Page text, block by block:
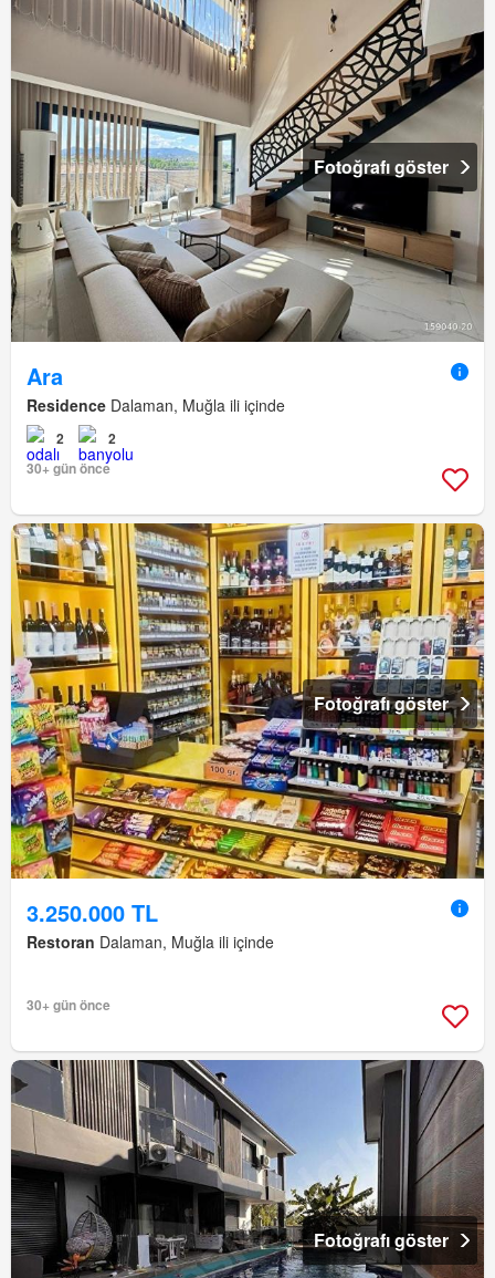
Fotoğrafı göster
Ara
Residence Dalaman, Muğla ili içinde
2
2
30+ gün önce
Fotoğrafı göster
3.250.000 TL
Restoran Dalaman, Muğla ili içinde
30+ gün önce
Fotoğrafı göster